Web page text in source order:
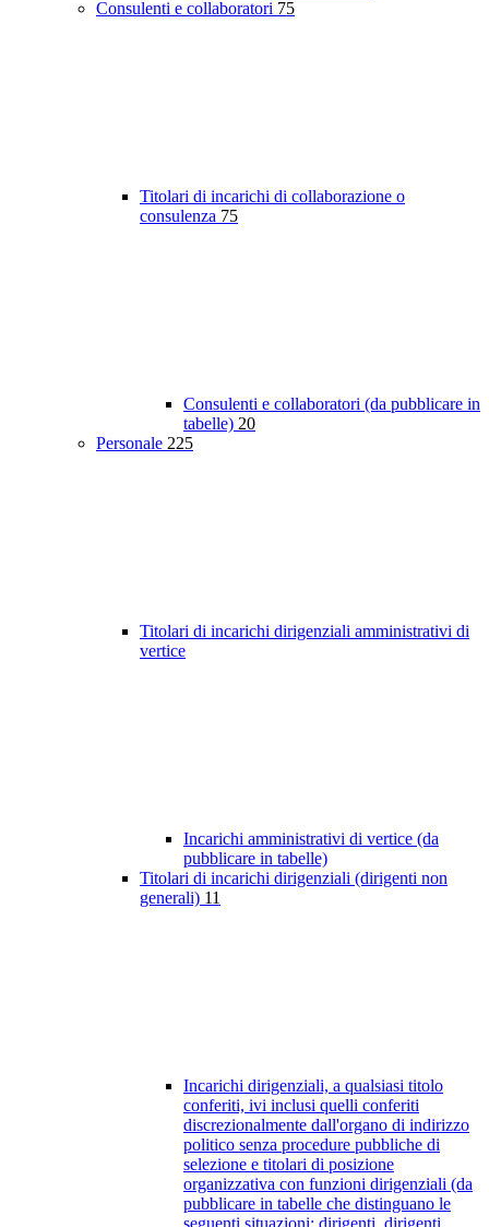
Consulenti e collaboratori 75
Titolari di incarichi di collaborazione o
consulenza 75
Consulenti e collaboratori (da pubblicare in
tabelle) 20
Personale 225
Titolari di incarichi dirigenziali amministrativi di
vertice
Incarichi amministrativi di vertice (da
pubblicare in tabelle)
Titolari di incarichi dirigenziali (dirigenti non
generali) 11
Incarichi dirigenziali, a qualsiasi titolo
conferiti, ivi inclusi quelli conferiti
discrezionalmente dall'organo di indirizzo
politico senza procedure pubbliche di
selezione e titolari di posizione
organizzativa con funzioni dirigenziali (da
pubblicare in tabelle che distinguano le